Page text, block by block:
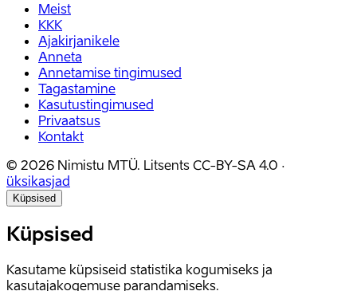
Meist
KKK
Ajakirjanikele
Anneta
Annetamise tingimused
Tagastamine
Kasutustingimused
Privaatsus
Kontakt
© 2026 Nimistu MTÜ. Litsents CC-BY-SA 4.0 ·
üksikasjad
Küpsised
Küpsised
Kasutame küpsiseid statistika kogumiseks ja
kasutajakogemuse parandamiseks.